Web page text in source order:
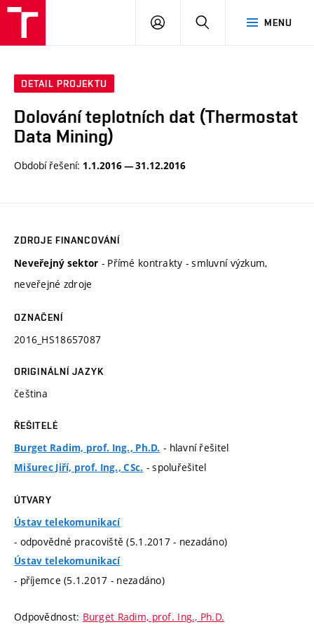
MENU
PŘIHLÁSIT
DETAIL PROJEKTU
Dolování teplotních dat (Thermostat
Data Mining)
Období řešení: 1.1.2016 — 31.12.2016
ZDROJE FINANCOVÁNÍ
Neveřejný sektor - Přímé kontrakty - smluvní výzkum,
neveřejné zdroje
OZNAČENÍ
2016_HS18657087
ORIGINÁLNÍ JAZYK
čeština
ŘEŠITELÉ
Burget Radim, prof. Ing., Ph.D. - hlavní řešitel
Mišurec Jiří, prof. Ing., CSc. - spoluřešitel
ÚTVARY
Ústav telekomunikací
- odpovědné pracoviště (5.1.2017 - nezadáno)
Ústav telekomunikací
- příjemce (5.1.2017 - nezadáno)
Odpovědnost: Burget Radim, prof. Ing., Ph.D.